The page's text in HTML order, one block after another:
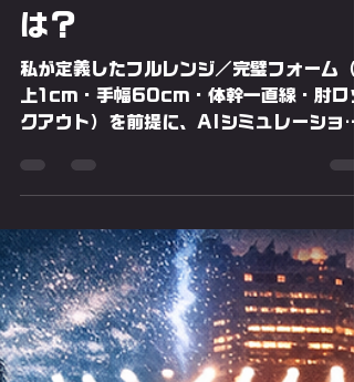
世界トップクラスのパワー
を持つ腕立て伏せ選手が
30秒間に達成できる回数
は？
クアウト）を前提に、AIシミュレーション
が出した「世界トップクラスのパワーを持
腕立て伏せ選手が30秒間に現実的に達成
きる世界最高回数は何回？さらに「30秒
測るパワー」の明確な定義や世界で多く採
される腕立て伏せの制限時間（60秒、30